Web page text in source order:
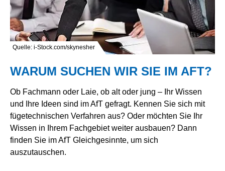
Quelle: i-Stock.com/skynesher
WARUM SUCHEN WIR SIE IM AFT?
Ob Fachmann oder Laie, ob alt oder jung – Ihr Wissen
und Ihre Ideen sind im AfT gefragt. Kennen Sie sich mit
fügetechnischen Verfahren aus? Oder möchten Sie Ihr
Wissen in Ihrem Fachgebiet weiter ausbauen? Dann
finden Sie im AfT Gleichgesinnte, um sich
auszutauschen.